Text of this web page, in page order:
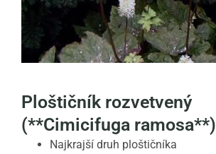
Ploštičník rozvetvený
(**Cimicifuga ramosa**)
Najkrajší druh ploštičníka